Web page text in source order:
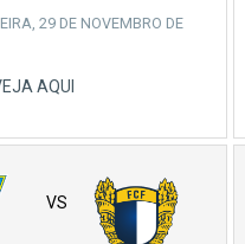
29 DE NOVEMBRO DE
AQUI
VS